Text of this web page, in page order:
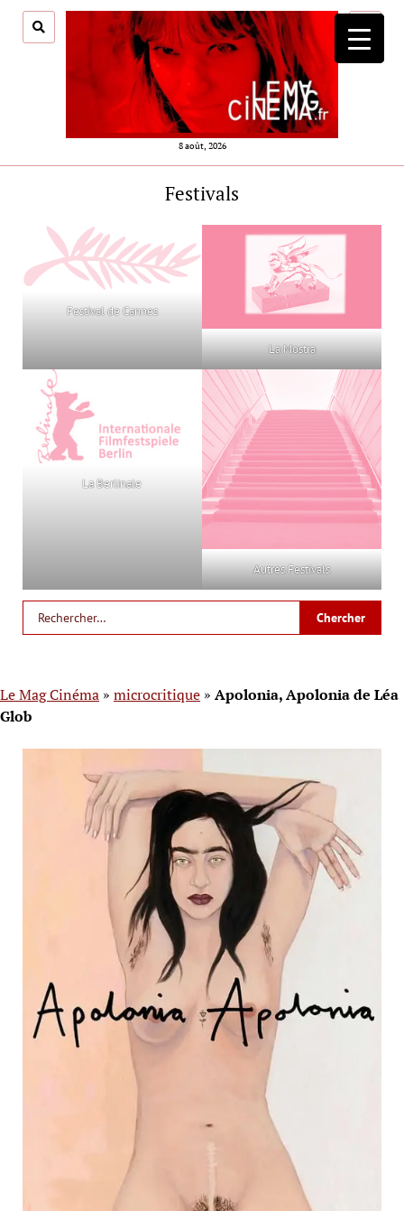
8 août, 2026
menu
Festivals
Festival de Cannes
La Mostra
La Berlinale
Autres Festivals
Le Mag Cinéma » microcritique » Apolonia, Apolonia de Léa
Glob